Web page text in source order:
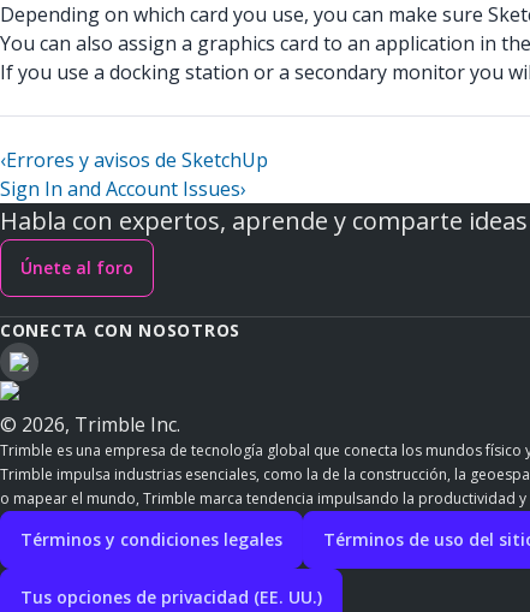
Depending on which card you use, you can make sure
You can also assign a graphics card to an application in
If you use a docking station or a secondary monitor you
‹Errores y avisos de SketchUp
Sign In and Account Issues›
Habla con expertos, aprende y comparte ideas
Únete al foro
CONECTA CON NOSOTROS
© 2026, Trimble Inc.
Trimble es una empresa de tecnología global que conecta los mundos
Trimble impulsa industrias esenciales, como la de la construcción, la
o mapear el mundo, Trimble marca tendencia impulsando la productividad
Términos y condiciones legales Términos de uso del
Tus opciones de privacidad (EE. UU.)